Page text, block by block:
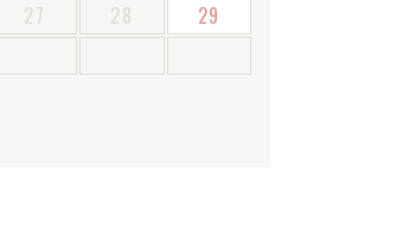
27 28
29